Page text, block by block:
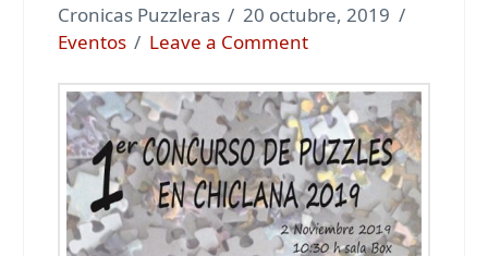
Cronicas Puzzleras
20 octubre, 2019
Eventos
Leave a Comment